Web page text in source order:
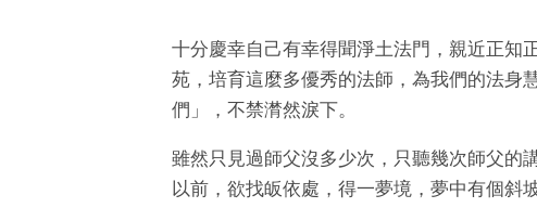
十分慶幸自己有幸得聞淨土法門，親近正知
苑，培育這麼多優秀的法師，為我們的法身
們」，不禁潸然淚下。
雖然只見過師父沒多少次，只聽幾次師父的
以前，欲找皈依處，得一夢境，夢中有個斜